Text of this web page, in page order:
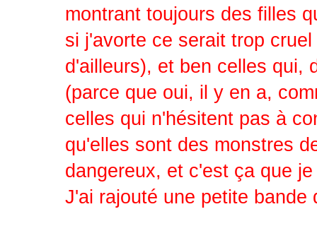
montrant toujours des filles
si j'avorte ce serait trop
d'ailleurs), et ben celles qui,
(parce que oui, il y en a,
celles qui n'hésitent pas à
qu'elles sont des monstres
dangereux, et c'est ça que
J'ai rajouté une petite